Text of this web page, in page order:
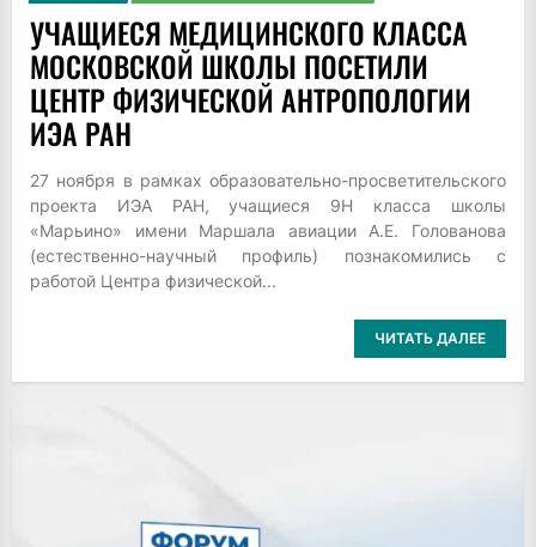
УЧАЩИЕСЯ МЕДИЦИНСКОГО КЛАССА
МОСКОВСКОЙ ШКОЛЫ ПОСЕТИЛИ
ЦЕНТР ФИЗИЧЕСКОЙ АНТРОПОЛОГИИ
ИЭА РАН
27 ноября в рамках образовательно-просветительского
проекта ИЭА РАН, учащиеся 9Н класса школы
«Марьино» имени Маршала авиации А.Е. Голованова
(естественно-научный профиль) познакомились с
работой Центра физической...
ЧИТАТЬ ДАЛЕЕ